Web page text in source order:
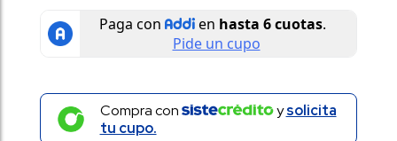
Compra con ysolicita
tu cupo.